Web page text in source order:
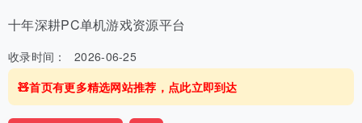
十年深耕PC单机游戏资源平台
收录时间：
2026-06-25
🧸首页有更多精选网站推荐，点此立即到达